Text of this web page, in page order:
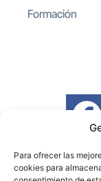
Para ofrecer las
cookies para
Formación